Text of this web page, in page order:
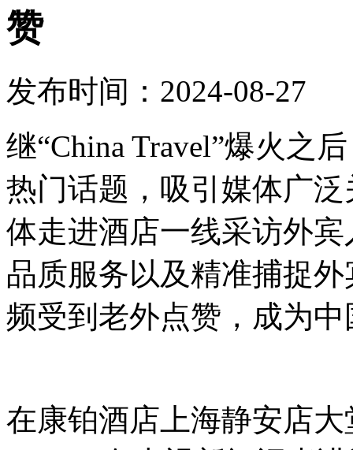
赞
发布时间：2024-08-27
继“China Travel”爆火之
热门话题，吸引媒体广
体走进酒店一线采访外
品质服务以及精准捕捉
频受到老外点赞，成为
在康铂酒店上海静安店